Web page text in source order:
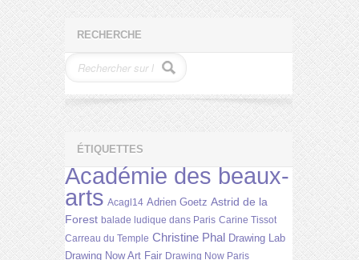
RECHERCHE
ÉTIQUETTES
Académie des beaux-
arts Acagl14 Adrien Goetz Astrid de la
Forest balade ludique dans Paris Carine Tissot
Carreau du Temple Christine Phal Drawing Lab
Drawing Now Art Fair Drawing Now Paris